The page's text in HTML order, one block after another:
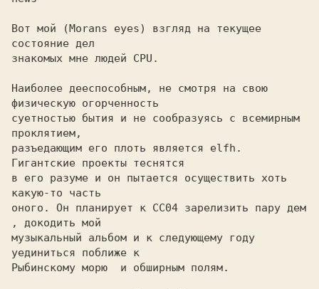
Вот мой (Morans eyes) взгляд на текущее
состояние дел
знакомых мне людей СPU.
Наиболее дееспособным, не смотря на свою
физическую огорченность
суетностью бытия и не сообразуясь с всемирным
проклятием,
разъедающим его плоть является elfh.
Гигантские проекты теснятся
в его разуме и он пытается осуществить хоть
какую-то часть
оного. Он планирует к СС04 зарелизить пару дем
, докодить мой
музыкальный альбом и к следующему году
уединиться поближе к
Рыбинскому морю  и обширным полям.